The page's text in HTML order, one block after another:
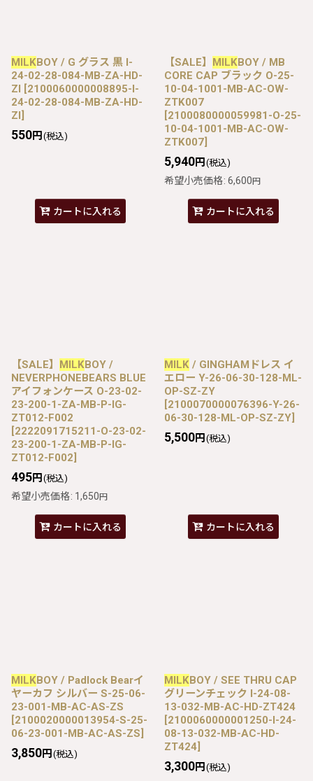
MILKBOY / G グラス 黒 I-
24-02-28-084-MB-ZA-HD-
ZI [2100060000008895-I-
24-02-28-084-MB-ZA-HD-
ZI]
550円 (税込)
カートに入れる
【SALE】 MILKBOY / MB
CORE CAP ブラック O-25-
10-04-1001-MB-AC-OW-
ZTK007
[2100080000059981-O-25-
10-04-1001-MB-AC-OW-
ZTK007]
5,940円 (税込)
希望小売価格: 6,600円
カートに入れる
【SALE】 MILKBOY /
NEVERPHONEBEARS BLUE
アイフォンケース O-23-02-
23-200-1-ZA-MB-P-IG-
ZT012-F002
[2222091715211-O-23-02-
23-200-1-ZA-MB-P-IG-
ZT012-F002]
495円 (税込)
希望小売価格: 1,650円
カートに入れる
MILK / GINGHAMドレス イ
エロー Y-26-06-30-128-ML-
OP-SZ-ZY
[2100070000076396-Y-26-
06-30-128-ML-OP-SZ-ZY]
5,500円 (税込)
カートに入れる
MILKBOY / Padlock Bearイ
ヤーカフ シルバー S-25-06-
23-001-MB-AC-AS-ZS
[2100020000013954-S-25-
06-23-001-MB-AC-AS-ZS]
3,850円 (税込)
MILKBOY / SEE THRU CAP
グリーンチェック I-24-08-
13-032-MB-AC-HD-ZT424
[2100060000001250-I-24-
08-13-032-MB-AC-HD-
ZT424]
3,300円 (税込)